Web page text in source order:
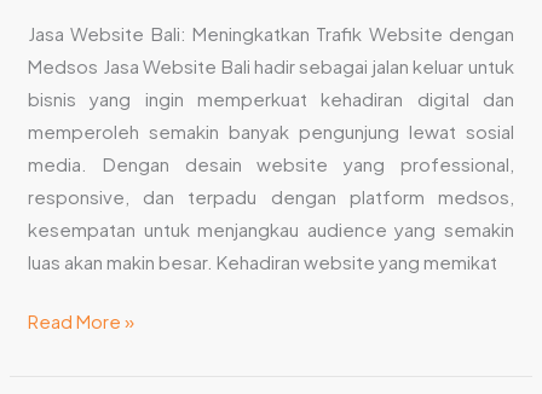
Jasa Website Bali: Meningkatkan Trafik Website dengan
Medsos Jasa Website Bali hadir sebagai jalan keluar untuk
bisnis yang ingin memperkuat kehadiran digital dan
memperoleh semakin banyak pengunjung lewat sosial
media. Dengan desain website yang professional,
responsive, dan terpadu dengan platform medsos,
kesempatan untuk menjangkau audience yang semakin
luas akan makin besar. Kehadiran website yang memikat
Read More »